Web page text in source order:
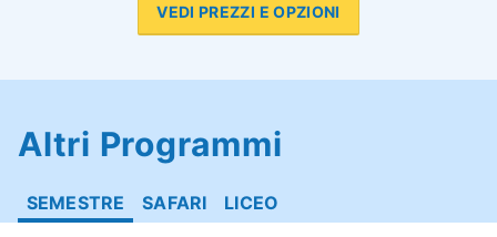
VEDI PREZZI E OPZIONI
Altri Programmi
SEMESTRE SAFARI LICEO